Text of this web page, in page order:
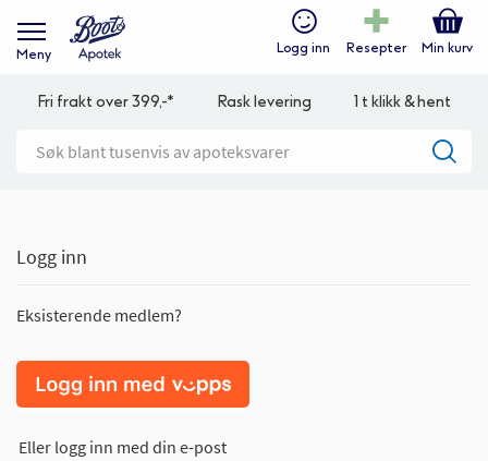
Meny Logg inn Resepter Min kurv
Fri frakt over 399,-* Rask levering 1 t klikk & hent
Logg inn
Eksisterende medlem?
Eller logg inn med din e-post